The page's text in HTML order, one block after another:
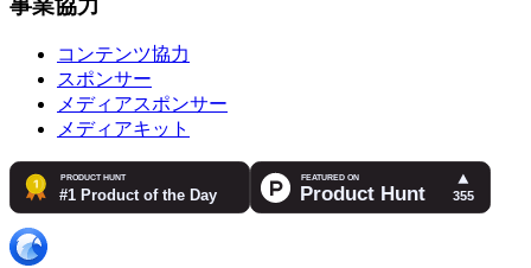
事業協力
コンテンツ協力
スポンサー
メディアスポンサー
メディアキット